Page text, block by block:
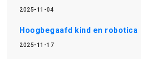
2025-11-04
Hoogbegaafd kind en robotica
2025-11-17